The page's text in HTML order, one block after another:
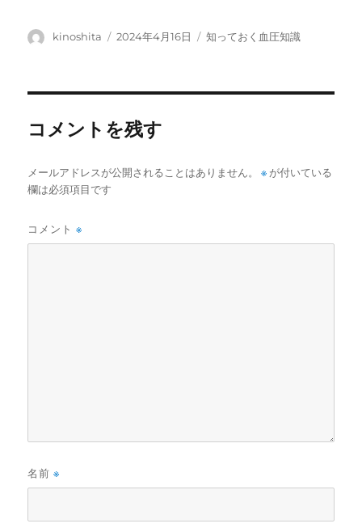
投
kinoshita
投
2024年4月16日
カ
知っておく血圧知識
コメントを残す
メールアドレスが公開されることはありません。 ※ が付いている
欄は必須項目です
コメント※
名前※